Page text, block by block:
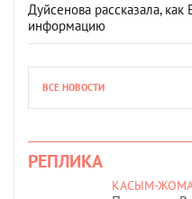
Дуйсенова рассказала,
информацию
ВСЕ НОВОСТИ
РЕПЛИКА
КАСЫМ-